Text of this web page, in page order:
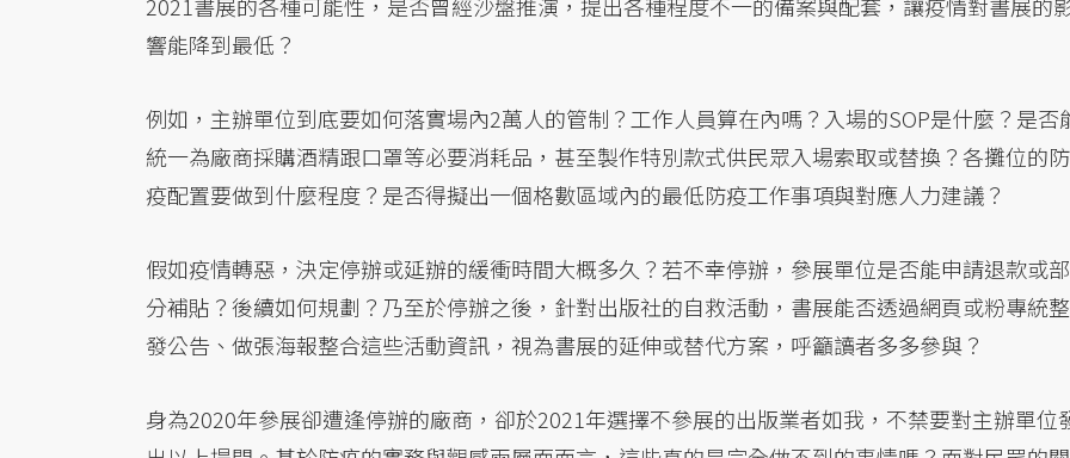
響能降到最低？
例如，主辦單位到底要如何落實場內2萬人的管制？工作人員算在內嗎？入場的SOP是什麼？是否
統一為廠商採購酒精跟口罩等必要消耗品，甚至製作特別款式供民眾入場索取或替換？各攤位的防
疫配置要做到什麼程度？是否得擬出一個格數區域內的最低防疫工作事項與對應人力建議？
假如疫情轉惡，決定停辦或延辦的緩衝時間大概多久？若不幸停辦，參展單位是否能申請退款或部
分補貼？後續如何規劃？乃至於停辦之後，針對出版社的自救活動，書展能否透過網頁或粉專統整
發公告、做張海報整合這些活動資訊，視為書展的延伸或替代方案，呼籲讀者多多參與？
身為2020年參展卻遭逢停辦的廠商，卻於2021年選擇不參展的出版業者如我，不禁要對主辦單位